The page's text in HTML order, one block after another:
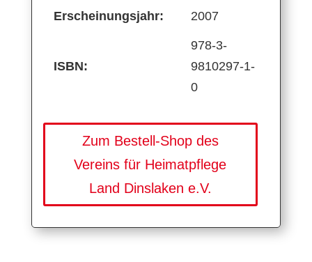
Erscheinungsjahr: 2007
ISBN:
978-3-
9810297-1-
0
Zum Bestell-Shop des
Vereins für Heimatpflege
Land Dinslaken e.V.